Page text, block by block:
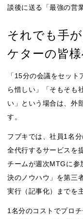
談後に送る「最強の営
それでも手
ケターの皆
「15分の会議をセッ
ら惜しい」「そもそも
い」という場合は、外
す。
フブキでは、社員1名
全代行するサービスを
チームが週次MTGに参
決のノウハウ」を第三
実行（記事化）までを
1名分のコストでプロ